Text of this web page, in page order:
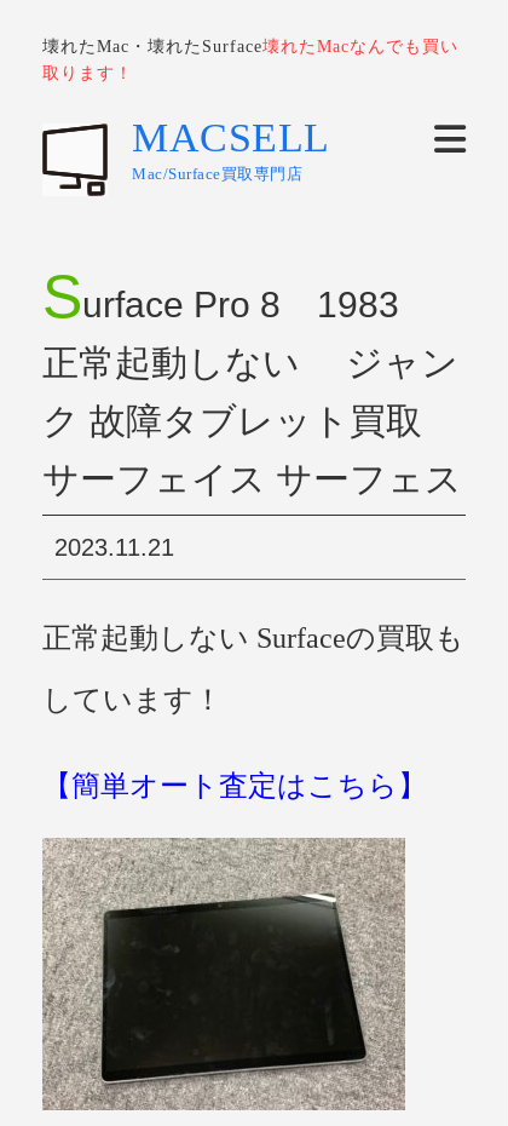
壊れたMac・壊れたSurface壊れたMacなんでも買い
取ります！
MACSELL
Mac/Surface買取専門店
Surface Pro 8 1983
正常起動しない ジャン
ク 故障タブレット買取
サーフェイス サーフェス
2023.11.21
正常起動しない Surfaceの買取も
しています！
【簡単オート査定はこちら】